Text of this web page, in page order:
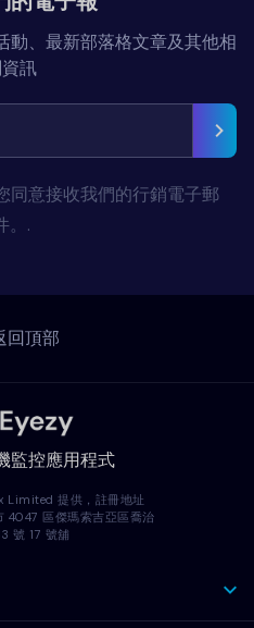
動、最新部落格文章及其他相
訊
同意接收我們的行銷電子郵
。.
回頂部
監控應用程式
Limited 提供，註冊地址
4047 區傑瑪索吉亞區喬治
號 17 號舖